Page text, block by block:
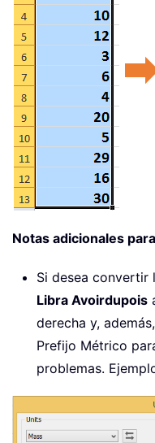
Notas adicionales
Si desea convertir
Libra Avoirdupois
derecha y,
Prefijo Métrico
problemas.